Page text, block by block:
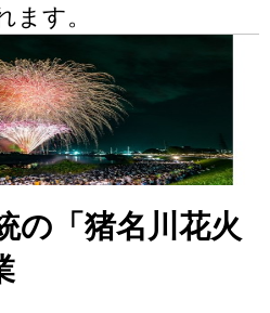
ます。
の「猪名川花火